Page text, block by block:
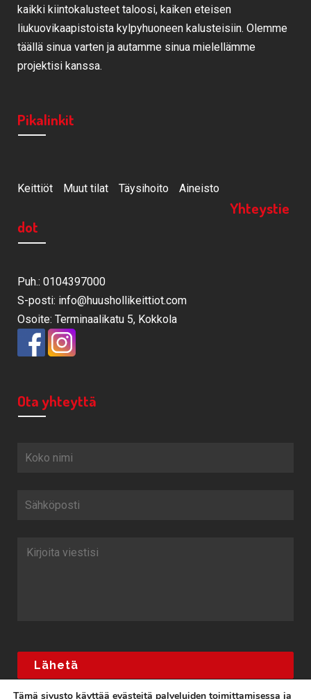
kaikki kiintokalusteet taloosi, kaiken eteisen
liukuovikaapistoista kylpyhuoneen kalusteisiin. Olemme
täällä sinua varten ja autamme sinua mielellämme
projektisi kanssa.
Pikalinkit
Keittiöt Muut tilat Täysihoito Aineisto
Yhteystie
dot
Puh.: 0104397000
S-posti: info@huushollikeittiot.com
Osoite: Terminaalikatu 5, Kokkola
Ota yhteyttä
Tämä sivusto käyttää evästeitä palveluiden toimittamisessa ja